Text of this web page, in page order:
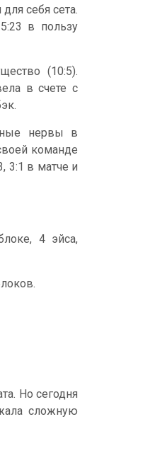
себя сета.
в пользу
(10:5).
в счете с
нервы в
команде
3:1 в матче и
4 эйса,
Но сегодня
сложную